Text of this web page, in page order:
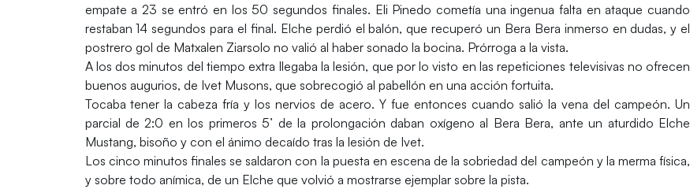
empate a 23 se entró en los 50 segundos finales. Eli Pinedo cometía una ingenua falta en ataque cuando
restaban 14 segundos para el final. Elche perdió el balón, que recuperó un Bera Bera inmerso en dudas, y el
postrero gol de Matxalen Ziarsolo no valió al haber sonado la bocina. Prórroga a la vista.
A los dos minutos del tiempo extra llegaba la lesión, que por lo visto en las repeticiones televisivas no ofrecen
buenos augurios, de Ivet Musons, que sobrecogió al pabellón en una acción fortuita.
Tocaba tener la cabeza fría y los nervios de acero. Y fue entonces cuando salió la vena del campeón. Un
parcial de 2:0 en los primeros 5’ de la prolongación daban oxígeno al Bera Bera, ante un aturdido Elche
Mustang, bisoño y con el ánimo decaído tras la lesión de Ivet.
Los cinco minutos finales se saldaron con la puesta en escena de la sobriedad del campeón y la merma física,
y sobre todo anímica, de un Elche que volvió a mostrarse ejemplar sobre la pista.